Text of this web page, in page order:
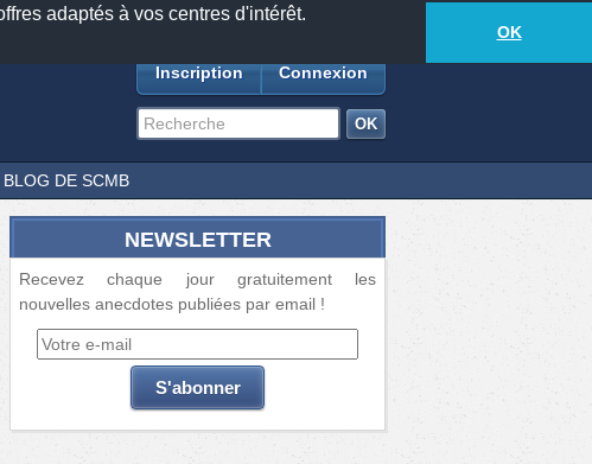
adaptés à vos centres d'intérêt.
OK
TwitterFeeds18873anecdotes-648lecteurs connectés
Inscription Connexion
BLOG DE SCMB
NEWSLETTER
Recevez chaque jour gratuitement les
nouvelles anecdotes publiées par email !